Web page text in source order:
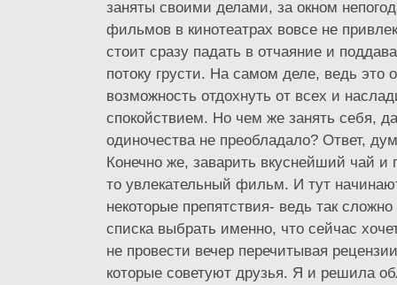
заняты своими делами, за окном
фильмов в кинотеатрах вовсе не
стоит сразу падать в отчаяние и
потоку грусти. На самом деле, ведь это
возможность отдохнуть от всех и
спокойствием. Но чем же занять себя,
одиночества не преобладало? Ответ,
Конечно же, заварить вкуснейший чай и
то увлекательный фильм. И тут
некоторые препятствия- ведь так
списка выбрать именно, что сейчас
не провести вечер перечитывая
которые советуют друзья. Я и решила